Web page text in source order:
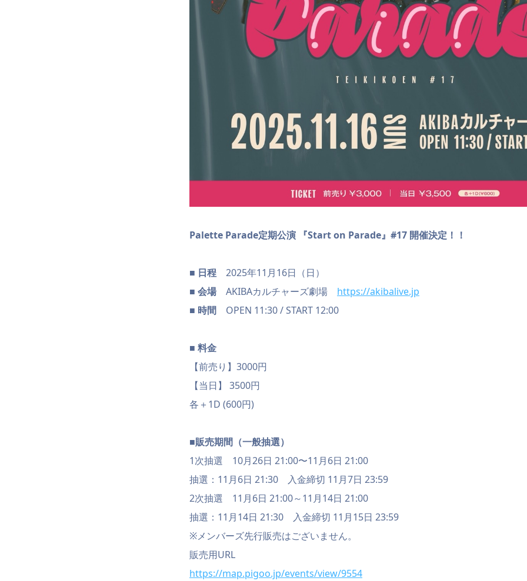
Palette Parade定期公演 『Start on Parade』#17 開催決定！！
■ 日程 2025年11月16日（日）
■ 会場AKIBAカルチャーズ劇場 https://akibalive.jp
■ 時間 OPEN 11:30 / START 12:00
■ 料金
【前売り】3000円
【当日】 3500円
各＋1D (600円)
■販売期間（一般抽選）
1次抽選 10月26日 21:00〜11月6日 21:00
抽選：11月6日 21:30 入金締切 11月7日 23:59
2次抽選 11月6日 21:00～11月14日 21:00
抽選：11月14日 21:30 入金締切 11月15日 23:59
※メンバーズ先行販売はございません。
販売用URL
https://map.pigoo.jp/events/view/9554